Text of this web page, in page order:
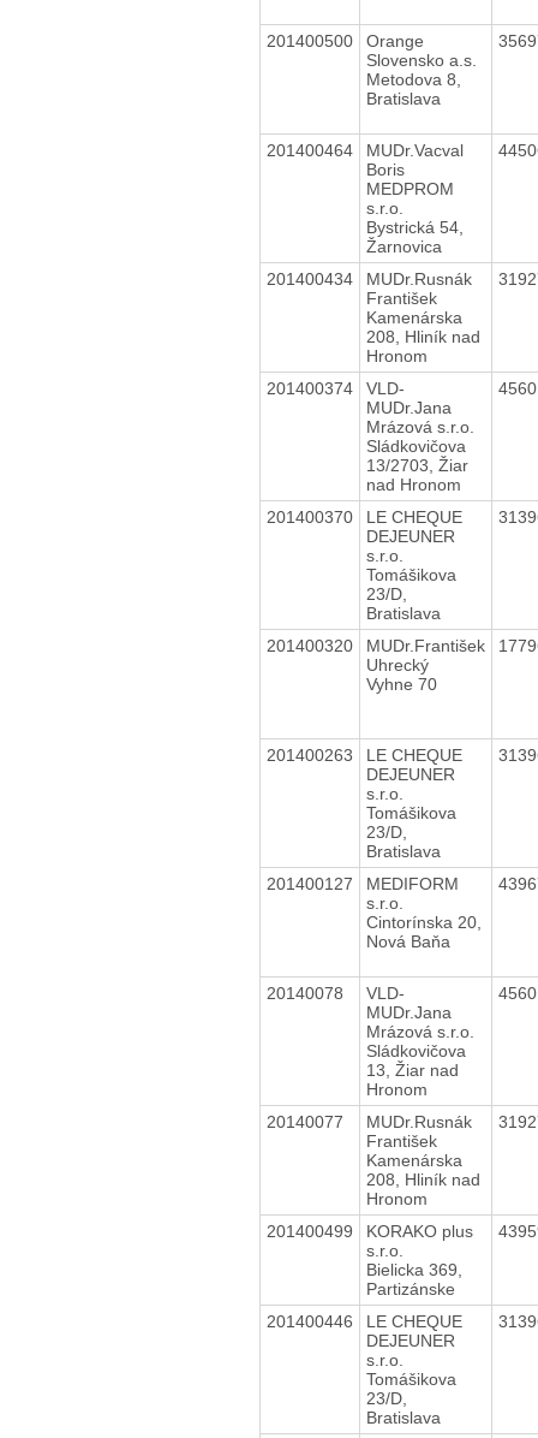
201400500
Orange
Slovensko a.s.
Metodova 8,
Bratislava
201400464
MUDr.Vacval
Boris
MEDPROM
s.r.o.
Bystrická 54,
Žarnovica
201400434
MUDr.Rusnák
František
Kamenárska
208, Hliník nad
Hronom
201400374
VLD-
MUDr.Jana
Mrázová s.r.o.
Sládkovičova
13/2703, Žiar
nad Hronom
201400370
LE CHEQUE
DEJEUNER
s.r.o.
Tomášikova
23/D,
Bratislava
201400320
MUDr.František
Uhrecký
Vyhne 70
201400263
LE CHEQUE
DEJEUNER
s.r.o.
Tomášikova
23/D,
Bratislava
201400127
MEDIFORM
s.r.o.
Cintorínska 20,
Nová Baňa
20140078
VLD-
MUDr.Jana
Mrázová s.r.o.
Sládkovičova
13, Žiar nad
Hronom
20140077
MUDr.Rusnák
František
Kamenárska
208, Hliník nad
Hronom
201400499
KORAKO plus
s.r.o.
Bielicka 369,
Partizánske
201400446
LE CHEQUE
DEJEUNER
s.r.o.
Tomášikova
23/D,
Bratislava